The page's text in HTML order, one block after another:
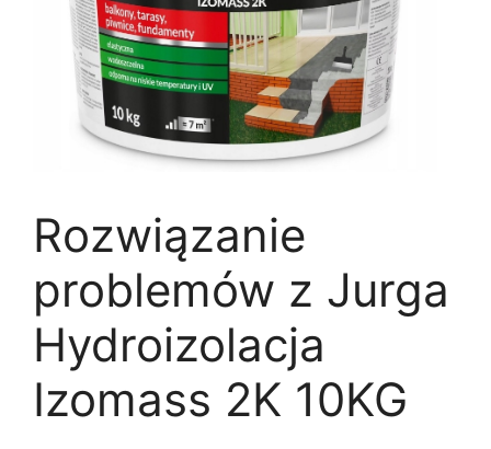
Rozwiązanie
problemów z Jurga
Hydroizolacja
Izomass 2K 10KG